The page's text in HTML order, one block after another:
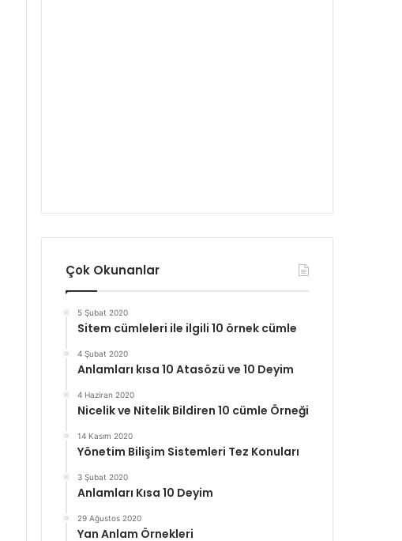
Çok Okunanlar
5 Şubat 2020
Sitem cümleleri ile ilgili 10 örnek cümle
4 Şubat 2020
Anlamları kısa 10 Atasözü ve 10 Deyim
4 Haziran 2020
Nicelik ve Nitelik Bildiren 10 cümle Örneği
14 Kasım 2020
Yönetim Bilişim Sistemleri Tez Konuları
3 Şubat 2020
Anlamları Kısa 10 Deyim
29 Ağustos 2020
Yan Anlam Örnekleri